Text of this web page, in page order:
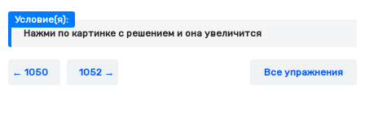
Условие(я):
Нажми по картинке c решением и она увеличится
1050 1052 Все упражнения